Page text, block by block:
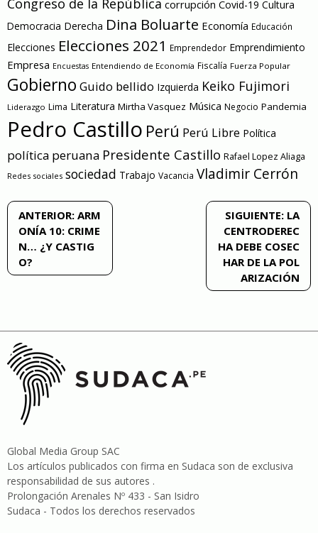
Congreso de la República corrupción Covid-19 Cultura
Democracia Derecha Dina Boluarte Economía Educación
Elecciones Elecciones 2021 Emprendedor Emprendimiento
Empresa Encuestas Entendiendo de Economía Fiscalía Fuerza Popular
Gobierno Guido bellido Izquierda Keiko Fujimori
Liderazgo Lima Literatura Mirtha Vasquez Música Negocio Pandemia
Pedro Castillo Perú Perú Libre Política
política peruana Presidente Castillo Rafael Lopez Aliaga
Redes sociales sociedad Trabajo Vacancia Vladimir Cerrón
Navegación
de
entradas
ANTERIOR: ARM
ONÍA 10: CRIME
N… ¿Y CASTIG
O?
SIGUIENTE: LA
CENTRODEREC
HA DEBE COSEC
HAR DE LA POL
ARIZACIÓN
Global Media Group SAC
Los artículos publicados con firma en Sudaca son de exclusiva
responsabilidad de sus autores .
Prolongación Arenales Nº 433 - San Isidro
Sudaca - Todos los derechos reservados